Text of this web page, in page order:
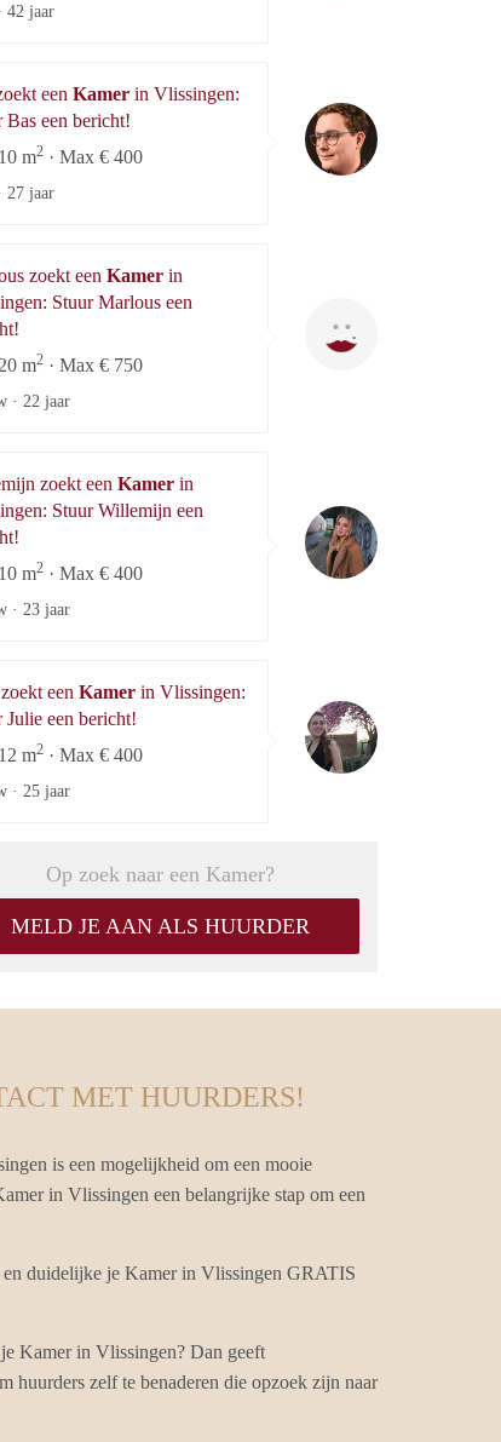
42 jaar
een Kamer in Vlissingen:
Bas een bericht!
m2 · Max € 400
27 jaar
zoekt een Kamer in
Stuur Marlous een
m2 · Max € 750
· 22 jaar
zoekt een Kamer in
Stuur Willemijn een
m2 · Max € 400
· 23 jaar
een Kamer in Vlissingen:
Julie een bericht!
m2 · Max € 400
· 25 jaar
Op zoek naar een Kamer?
MELD JE AAN ALS HUURDER
MET HUURDERS!
is een mogelijkheid om een mooie
in Vlissingen een belangrijke stap om een
duidelijke je Kamer in Vlissingen GRATIS
Kamer in Vlissingen? Dan geeft
huurders zelf te benaderen die opzoek zijn naar